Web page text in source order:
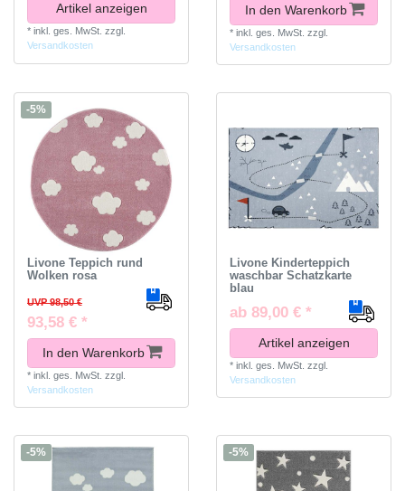
Artikel anzeigen
* inkl. ges. MwSt. zzgl.
Versandkosten
In den Warenkorb
* inkl. ges. MwSt. zzgl.
Versandkosten
-5%
Livone Teppich rund
Wolken rosa
UVP 98,50 €
93,58 € *
In den Warenkorb
* inkl. ges. MwSt. zzgl.
Versandkosten
Livone Kinderteppich
waschbar Schatzkarte
blau
ab 89,00 € *
Artikel anzeigen
* inkl. ges. MwSt. zzgl.
Versandkosten
-5% -5%